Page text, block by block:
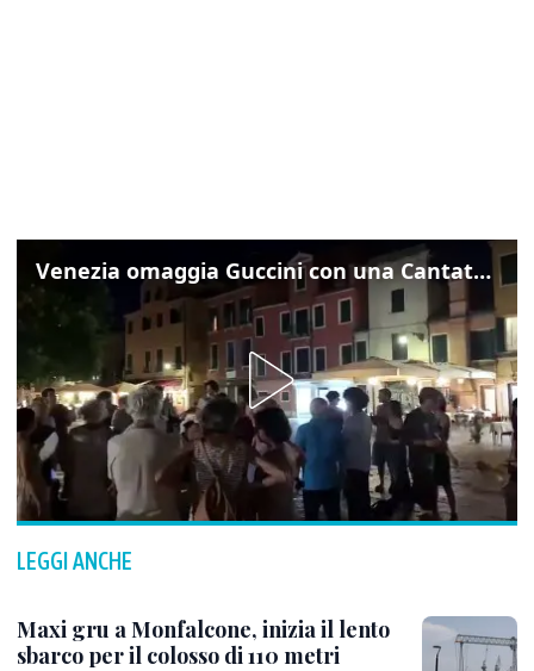
Venezia omaggia Guccini con una Cantata Anarchica in campo Santa Margherita
LEGGI ANCHE
Maxi gru a Monfalcone, inizia il lento
sbarco per il colosso di 110 metri